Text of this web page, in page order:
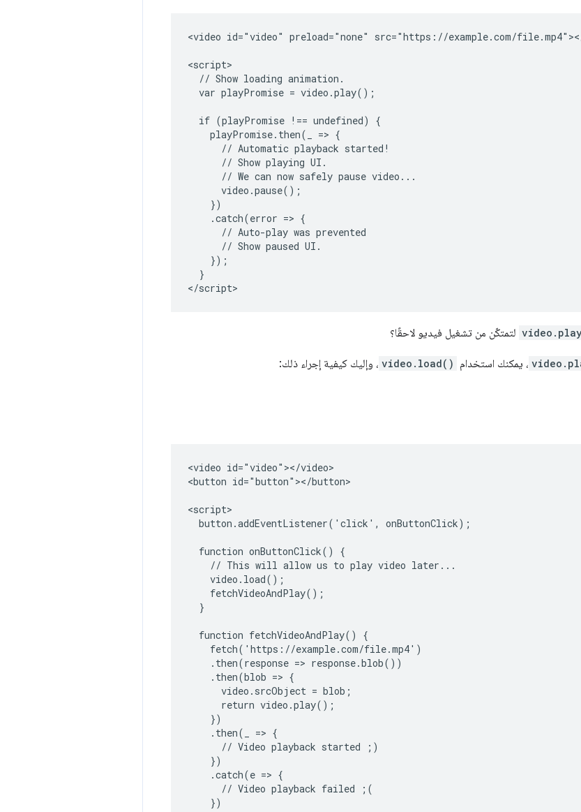
<video id="video" preload="none" src="https://example.com/
<script>
  // Show loading animation.
  var playPromise = video.play();
  if (playPromise !== undefined) {
    playPromise.then(_ => {
      // Automatic playback started!
      // Show playing UI.
      // We can now safely pause video...
      video.pause();
    })
    .catch(error => {
      // Auto-play was prevented
      // Show paused UI.
    });
  }
</script>
لتمتكّن من تشغيل فيديو لاحقًا؟
، يمكنك استخدام video.load() ، وإليك كيفية إجراء ذلك:
<video id="video"></video>
<button id="button"></button>
<script>
  button.addEventListener('click', onButtonClick);
  function onButtonClick() {
    // This will allow us to play video later...
    video.load();
    fetchVideoAndPlay();
  }
  function fetchVideoAndPlay() {
    fetch('https://example.com/file.mp4')
    .then(response => response.blob())
    .then(blob => {
      video.srcObject = blob;
      return video.play();
    })
    .then(_ => {
      // Video playback started ;)
    })
    .catch(e => {
      // Video playback failed ;(
    })